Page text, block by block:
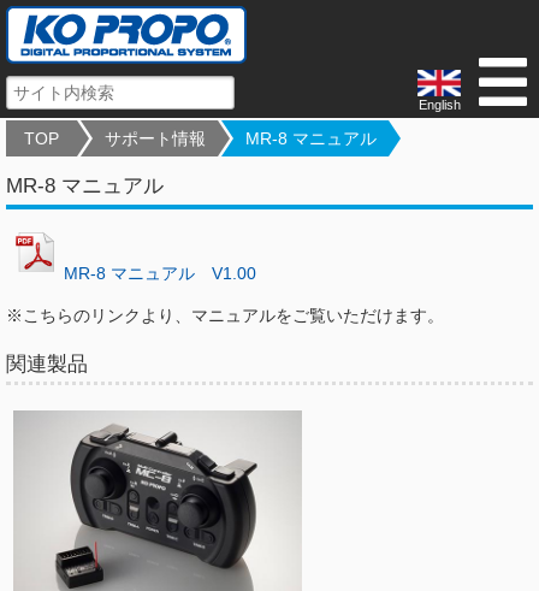
English
TOP サポート情報 MR-8 マニュアル
MR-8 マニュアル
MR-8 マニュアル V1.00
※こちらのリンクより、マニュアルをご覧いただけます。
関連製品